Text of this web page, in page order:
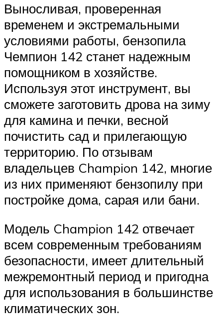
Выносливая, проверенная
временем и экстремальными
условиями работы, бензопила
Чемпион 142 станет надежным
помощником в хозяйстве.
Используя этот инструмент, вы
сможете заготовить дрова на зиму
для камина и печки, весной
почистить сад и прилегающую
территорию. По отзывам
владельцев Champion 142, многие
из них применяют бензопилу при
постройке дома, сарая или бани.
Модель Champion 142 отвечает
всем современным требованиям
безопасности, имеет длительный
межремонтный период и пригодна
для использования в большинстве
климатических зон.